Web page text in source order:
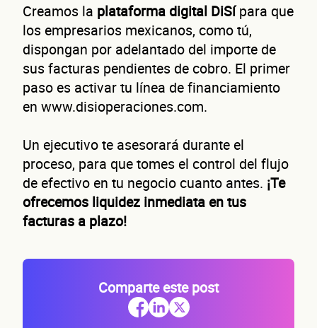
Creamos la plataforma digital DiSípara que
los empresarios mexicanos, como tú,
dispongan por adelantado del importe de
sus facturas pendientes de cobro. El primer
paso es activar tu línea de financiamiento
en www.disioperaciones.com.
Un ejecutivo te asesorará durante el
proceso, para que tomes el control del flujo
de efectivo en tu negocio cuanto antes. ¡Te
ofrecemos liquidez inmediata en tus
facturas a plazo!
Comparte este post